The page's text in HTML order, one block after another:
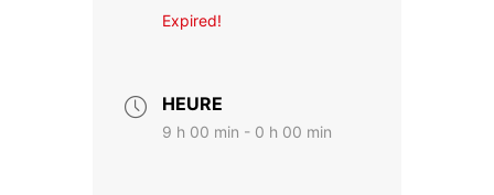
Expired!
HEURE
9 h 00 min - 0 h 00 min